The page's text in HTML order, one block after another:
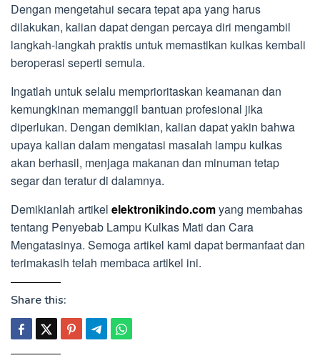
Dengan mengetahui secara tepat apa yang harus
dilakukan, kalian dapat dengan percaya diri mengambil
langkah-langkah praktis untuk memastikan kulkas kembali
beroperasi seperti semula.
Ingatlah untuk selalu memprioritaskan keamanan dan
kemungkinan memanggil bantuan profesional jika
diperlukan. Dengan demikian, kalian dapat yakin bahwa
upaya kalian dalam mengatasi masalah lampu kulkas
akan berhasil, menjaga makanan dan minuman tetap
segar dan teratur di dalamnya.
Demikianlah artikel elektronikindo.comyang membahas
tentang Penyebab Lampu Kulkas Mati dan Cara
Mengatasinya. Semoga artikel kami dapat bermanfaat dan
terimakasih telah membaca artikel ini.
Share this: